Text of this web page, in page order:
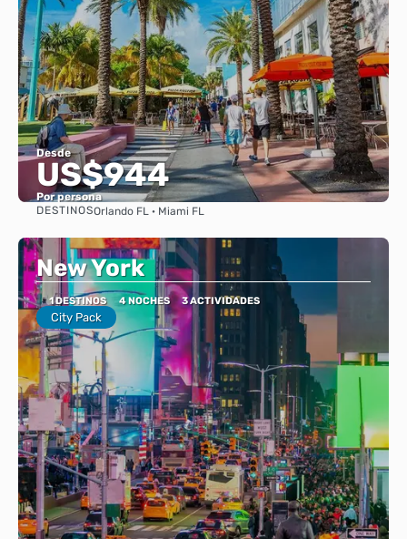
Desde
US$944
Por persona
Ver
DESTINOSOrlando FL · Miami FL
New York
1 DESTINOS 4 NOCHES 3 ACTIVIDADES
City Pack